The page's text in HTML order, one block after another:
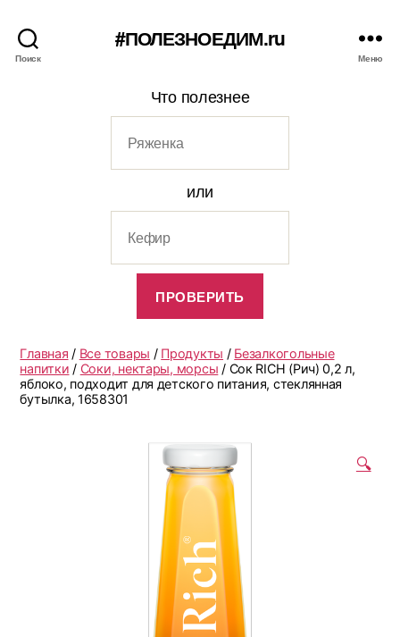
Поиск
#ПОЛЕЗНОЕДИМ.ru
Меню
Что полезнее
или
Главная / Все товары / Продукты / Безалкогольные
напитки / Соки, нектары, морсы / Сок RICH (Рич) 0,2 л,
яблоко, подходит для детского питания, стеклянная
бутылка, 1658301
🔍